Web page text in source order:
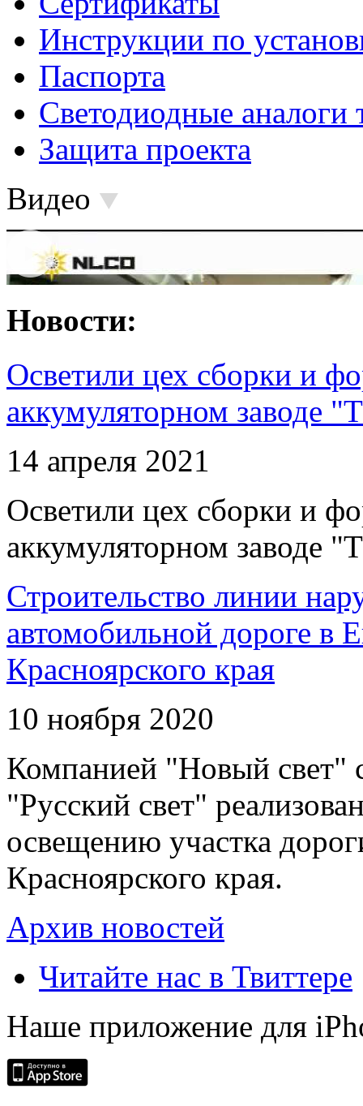
Инструкции по
Паспорта
Светодиодные аналоги
Защита проекта
Видео
Новости:
Осветили цех сборки и
аккумуляторном заводе
14 апреля 2021
Осветили цех сборки и
аккумуляторном заводе
Строительство линии
автомобильной дороге в
Красноярского края
10 ноября 2020
Компанией "Новый свет"
"Русский свет"
освещению участка
Красноярского края.
Архив новостей
Читайте нас в Твиттере
Наше приложение для